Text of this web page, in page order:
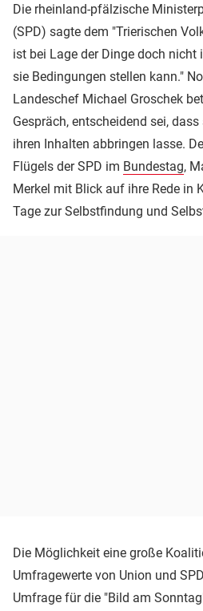
Die rheinland-pfälzische
(SPD) sagte dem "Trierischen
ist bei Lage der Dinge doch nicht
sie Bedingungen stellen kann."
Landeschef Michael Groschek
Gespräch, entscheidend sei,
ihren Inhalten abbringen lasse.
Flügels der SPD im Bundestag,
Merkel mit Blick auf ihre Rede in
Tage zur Selbstfindung und
Die Möglichkeit eine große
Umfragewerte von Union und
Umfrage für die "Bild am